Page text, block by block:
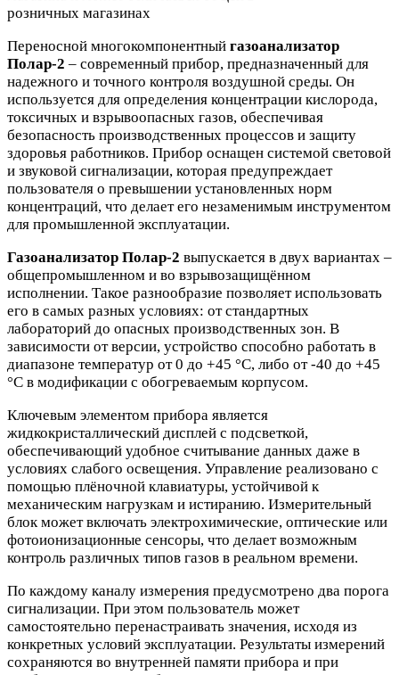
розничных магазинах
Переносной многокомпонентный газоанализатор
Полар-2 – современный прибор, предназначенный для
надежного и точного контроля воздушной среды. Он
используется для определения концентрации кислорода,
токсичных и взрывоопасных газов, обеспечивая
безопасность производственных процессов и защиту
здоровья работников. Прибор оснащен системой световой
и звуковой сигнализации, которая предупреждает
пользователя о превышении установленных норм
концентраций, что делает его незаменимым инструментом
для промышленной эксплуатации.
Газоанализатор Полар-2 выпускается в двух вариантах –
общепромышленном и во взрывозащищённом
исполнении. Такое разнообразие позволяет использовать
его в самых разных условиях: от стандартных
лабораторий до опасных производственных зон. В
зависимости от версии, устройство способно работать в
диапазоне температур от 0 до +45 °С, либо от -40 до +45
°С в модификации с обогреваемым корпусом.
Ключевым элементом прибора является
жидкокристаллический дисплей с подсветкой,
обеспечивающий удобное считывание данных даже в
условиях слабого освещения. Управление реализовано с
помощью плёночной клавиатуры, устойчивой к
механическим нагрузкам и истиранию. Измерительный
блок может включать электрохимические, оптические или
фотоионизационные сенсоры, что делает возможным
контроль различных типов газов в реальном времени.
По каждому каналу измерения предусмотрено два порога
сигнализации. При этом пользователь может
самостоятельно перенастраивать значения, исходя из
конкретных условий эксплуатации. Результаты измерений
сохраняются во внутренней памяти прибора и при